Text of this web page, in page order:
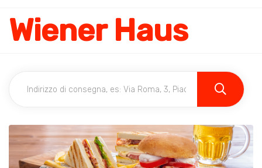
Wiener Haus